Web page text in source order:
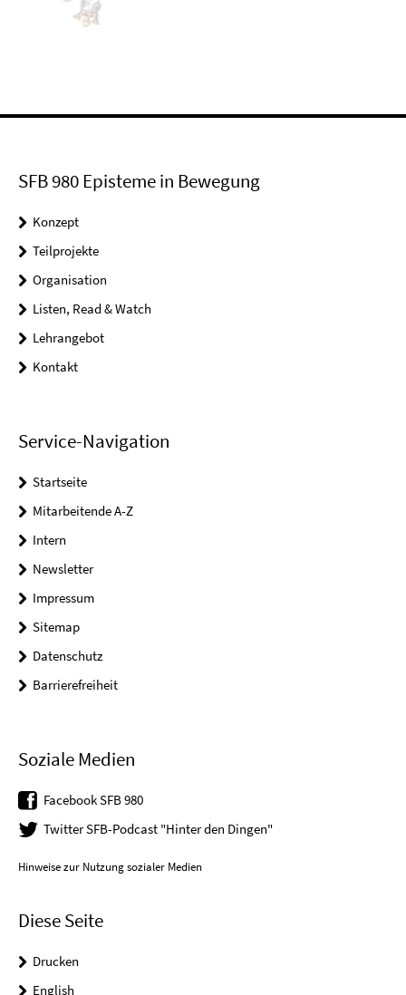
SFB 980 Episteme in Bewegung
Konzept
Teilprojekte
Organisation
Listen, Read & Watch
Lehrangebot
Kontakt
Service-Navigation
Startseite
Mitarbeitende A-Z
Intern
Newsletter
Impressum
Sitemap
Datenschutz
Barrierefreiheit
Soziale Medien
Facebook SFB 980
Twitter SFB-Podcast "Hinter den Dingen"
Hinweise zur Nutzung sozialer Medien
Diese Seite
Drucken
English